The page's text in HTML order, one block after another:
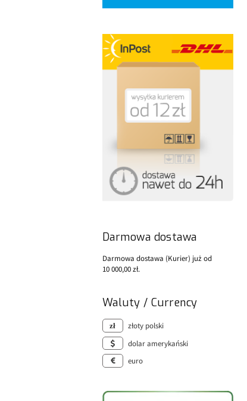
Darmowa dostawa
Darmowa dostawa (Kurier) już od
10 000,00 zł.
Waluty / Currency
złoty polski
dolar amerykański
euro